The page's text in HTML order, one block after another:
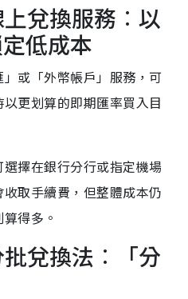
兌換服務︰以
定低成本
或「外幣帳戶」服務，可
更划算的即期匯率買入目
擇在銀行分行或指定機場
取手續費，但整體成本仍
得多。
兌換法︰「分